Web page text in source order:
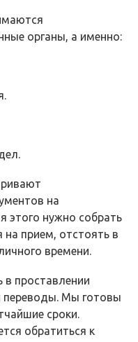
органы, а именно:
на
этого нужно собрать
на прием, отстоять в
времени.
проставлении
переводы. Мы готовы
сроки.
обратиться к